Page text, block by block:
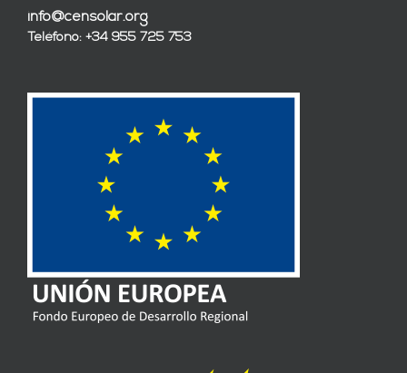
info@censolar.org
Teléfono: +34 955 725 753